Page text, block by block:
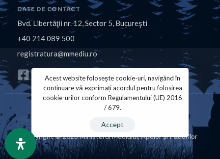
DATE DE CONTACT
Bvd. Libertăţii nr. 12, Sector 5, Bucureşti
+40 214 089 500
registratura@mmediu.ro
Copyright © 2026 Ministerul Mediului, Apelor și Pădurilor
Acest website folosește cookie-uri, navigând în
continuare vă exprimați acordul pentru folosirea
cookie-urilor conform Regulamentului (UE) 2016
/ 679.
Accept